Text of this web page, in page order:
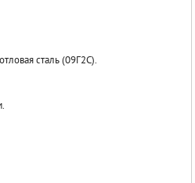
сталь (09Г2С).